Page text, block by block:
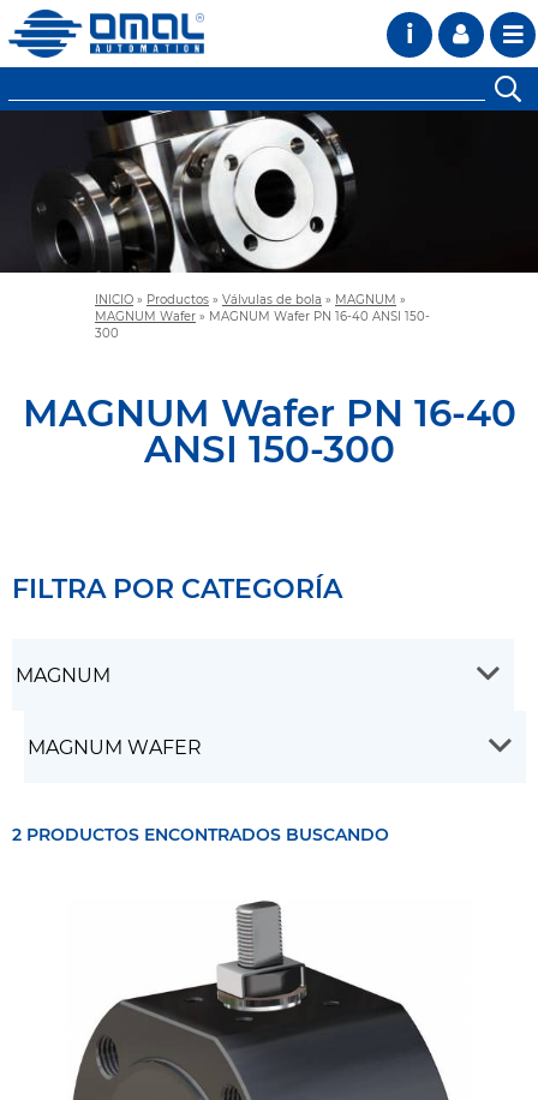
i
INICIO » Productos » Válvulas de bola » MAGNUM »
MAGNUM Wafer » MAGNUM Wafer PN 16-40 ANSI 150-
300
MAGNUM Wafer PN 16-40
ANSI 150-300
FILTRA POR CATEGORÍA
2 PRODUCTOS ENCONTRADOS BUSCANDO